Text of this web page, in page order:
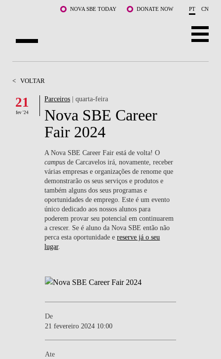
Saltar para o conteúdo principalNOVA SBE TODAY DONATE NOW PT CN
DOCENTES E INVESTIGAÇÃO
COMUNIDADE
LIFE AT NOVA SBE
WHAT'S HAPPENING
< VOLTAR
21
fev '24
Parceiros | quarta-feira
Nova SBE Career
Fair 2024
A Nova SBE Career Fair está de volta! O
campus de Carcavelos irá, novamente, receber
várias empresas e organizações de renome que
demonstrarão os seus serviços e produtos e
também alguns dos seus programas e
oportunidades de emprego. Este é um evento
único dedicado aos nossos alunos para
poderem provar seu potencial em continuarem
a crescer. Se é aluno da Nova SBE então não
perca esta oportunidade ereserve já o seu
lugar.
De
21 fevereiro 2024 10:00
Ate